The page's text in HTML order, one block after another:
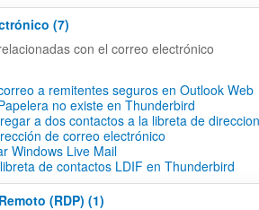
(7)
con el correo electrónico
a remitentes seguros en Outlook Web
no existe en Thunderbird
a dos contactos a la libreta de
de correo electrónico
Windows Live Mail
de contactos LDIF en Thunderbird
(RDP) (1)